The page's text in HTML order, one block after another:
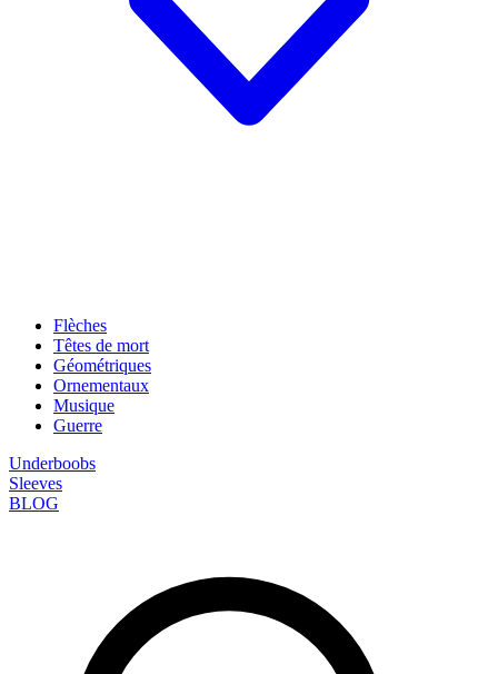
Flèches
Têtes de mort
Géométriques
Ornementaux
Musique
Guerre
Underboobs
Sleeves
BLOG